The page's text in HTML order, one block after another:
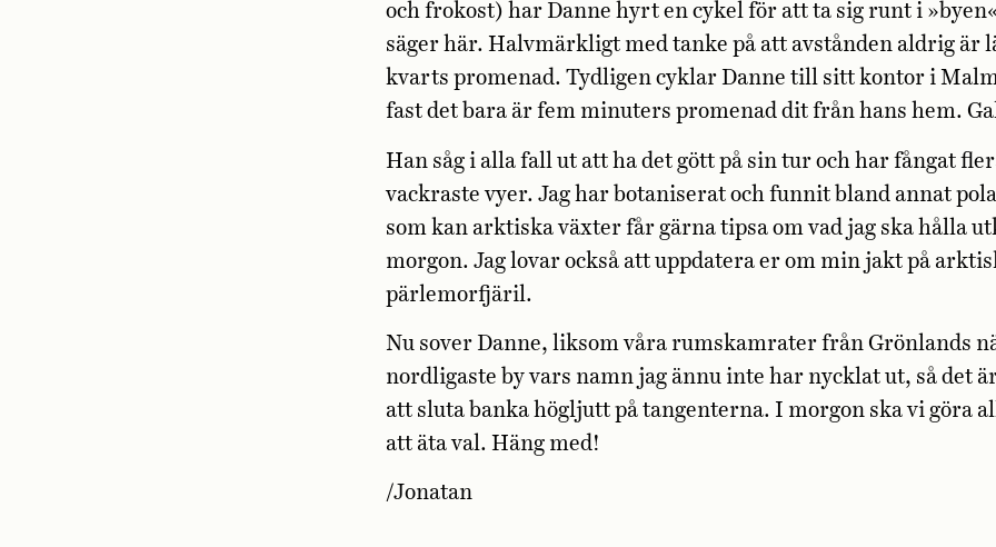
och frokost) har Danne hyrt en cykel för att ta sig runt i
säger här. Halvmärkligt med tanke på att avstånden aldrig är
kvarts promenad. Tydligen cyklar Danne till sitt kontor i
fast det bara är fem minuters promenad dit från hans hem.
Han såg i alla fall ut att ha det gött på sin tur och har fångat
vackraste vyer. Jag har botaniserat och funnit bland annat
som kan arktiska växter får gärna tipsa om vad jag ska hålla
morgon. Jag lovar också att uppdatera er om min jakt på
pärlemorfjäril.
Nu sover Danne, liksom våra rumskamrater från Grönlands
nordligaste by vars namn jag ännu inte har nycklat ut, så det
att sluta banka högljutt på tangenterna. I morgon ska vi göra
att äta val. Häng med!
/Jonatan